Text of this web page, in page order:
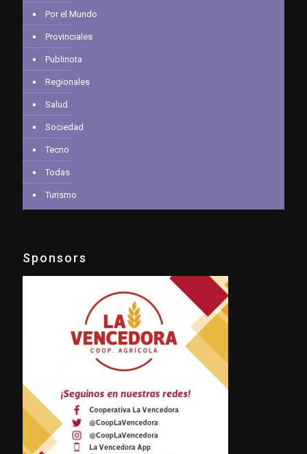
Por el Mundo
Provinciales
Publinota
Regionales
Salud
Sociedad
Tecno
Todas
Turismo
Sponsors